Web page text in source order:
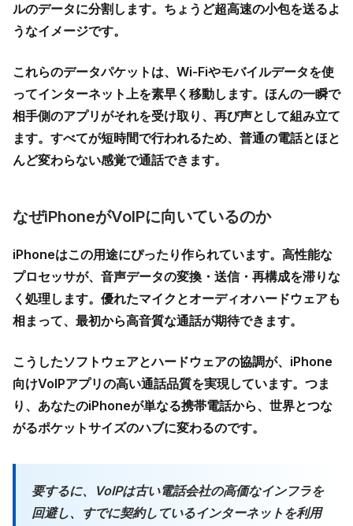
ルのデータに分割します。ちょうど超高速の小包を送るよ
うなイメージです。
これらのデータパケットは、Wi‑Fiやモバイルデータを使
ってインターネット上を素早く移動します。ほんの一瞬で
相手側のアプリがそれを受け取り、再び声として組み立て
ます。すべてが短時間で行われるため、普通の電話とほと
んど変わらない感覚で通話できます。
なぜiPhoneがVoIPに向いているのか
iPhoneはこの用途にぴったり作られています。高性能な
プロセッサが、音声データの変換・送信・再構成を滞りな
く処理します。優れたマイクとオーディオハードウェアも
相まって、最初から高音質な通話が期待できます。
こうしたソフトウェアとハードウェアの協調が、 iPhone
向けVoIPアプリの高い通話品質を実現しています。つま
り、あなたのiPhoneが単なる携帯電話から、世界とつな
がるポケットサイズのハブに変わるのです。
要するに、VoIPは古い電話会社の高価なインフラを
回避し、すでに契約しているインターネットを利用